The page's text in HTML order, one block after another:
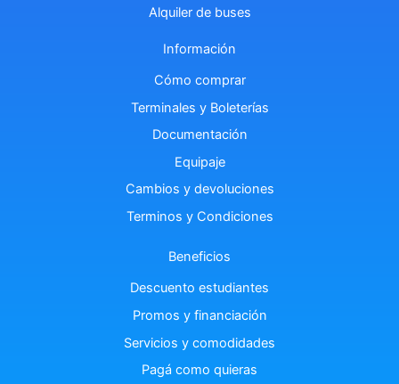
Alquiler de buses
Información
Cómo comprar
Terminales y Boleterías
Documentación
Equipaje
Cambios y devoluciones
Terminos y Condiciones
Beneficios
Descuento estudiantes
Promos y financiación
Servicios y comodidades
Pagá como quieras